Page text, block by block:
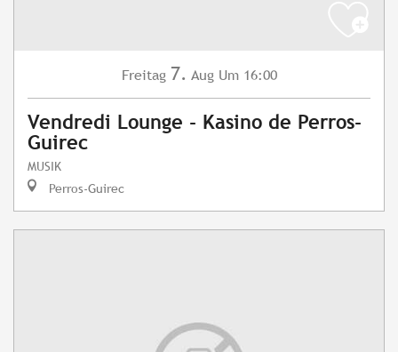
Freitag 7. Aug Um 16:00
Vendredi Lounge - Kasino de Perros-
Guirec
MUSIK
Perros-Guirec